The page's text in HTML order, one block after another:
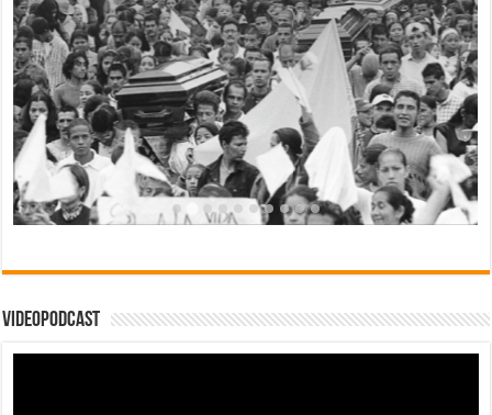
Videopodcast